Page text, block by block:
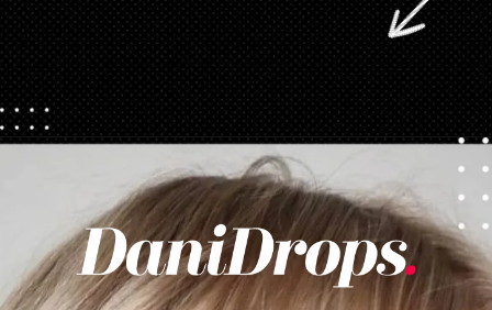
Apertura in corso https://danidrops.com.br/it/tendenza-taglio-capelli-donna-2025/